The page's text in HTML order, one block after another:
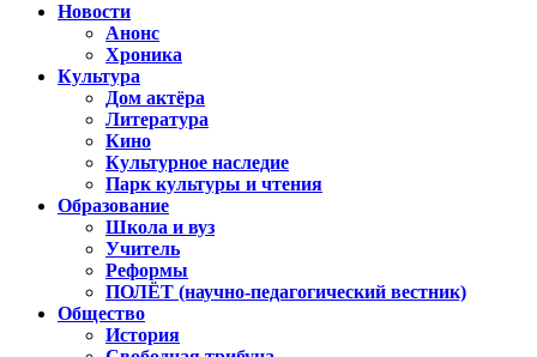
Новости
Анонс
Хроника
Культура
Дом актёра
Литература
Кино
Культурное наследие
Парк культуры и чтения
Образование
Школа и вуз
Учитель
Реформы
ПОЛЁТ (научно-педагогический вестник)
Общество
История